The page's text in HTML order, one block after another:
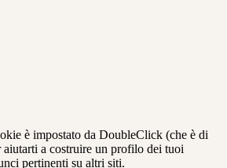
è impostato da DoubleClick (che è di
a costruire un profilo dei tuoi
pertinenti su altri siti.